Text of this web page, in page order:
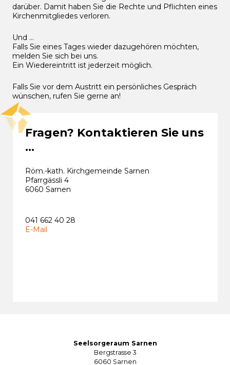
darüber. Damit haben Sie die Rechte und Pflichten eines
Kirchenmitgliedes verloren.
Und ...
Falls Sie eines Tages wieder dazugehören möchten,
melden Sie sich bei uns.
Ein Wiedereintritt ist jederzeit möglich.
Falls Sie vor dem Austritt ein persönliches Gespräch
wünschen, rufen Sie gerne an!
Fragen? Kontaktieren Sie uns
...
Röm.-kath. Kirchgemeinde Sarnen
Pfarrgässli 4
6060 Sarnen
041 662 40 28
E-Mail
Seelsorgeraum Sarnen
Bergstrasse 3
6060 Sarnen